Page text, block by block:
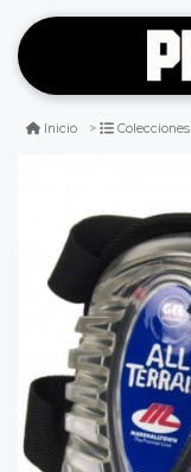
Inicio Colecciones